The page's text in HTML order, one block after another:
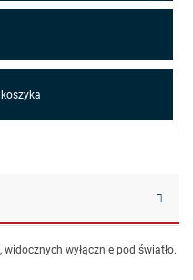
wyłącznie pod światło.